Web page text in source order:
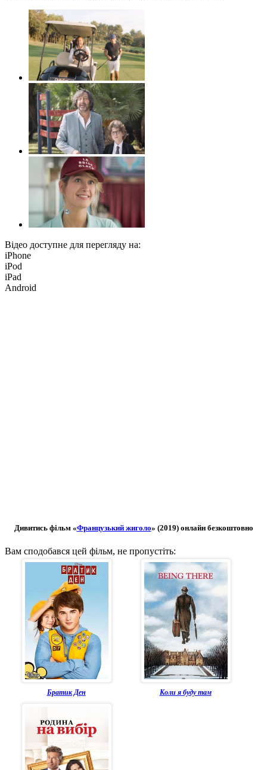
Відео доступне для перегляду на:
iPhone
iPod
iPad
Android
Дивитись фільм «Французький жиголо» (2019) онлайн безкоштовно
Вам сподобався цей фільм, не пропустіть:
Братик Ден Коли я буду там